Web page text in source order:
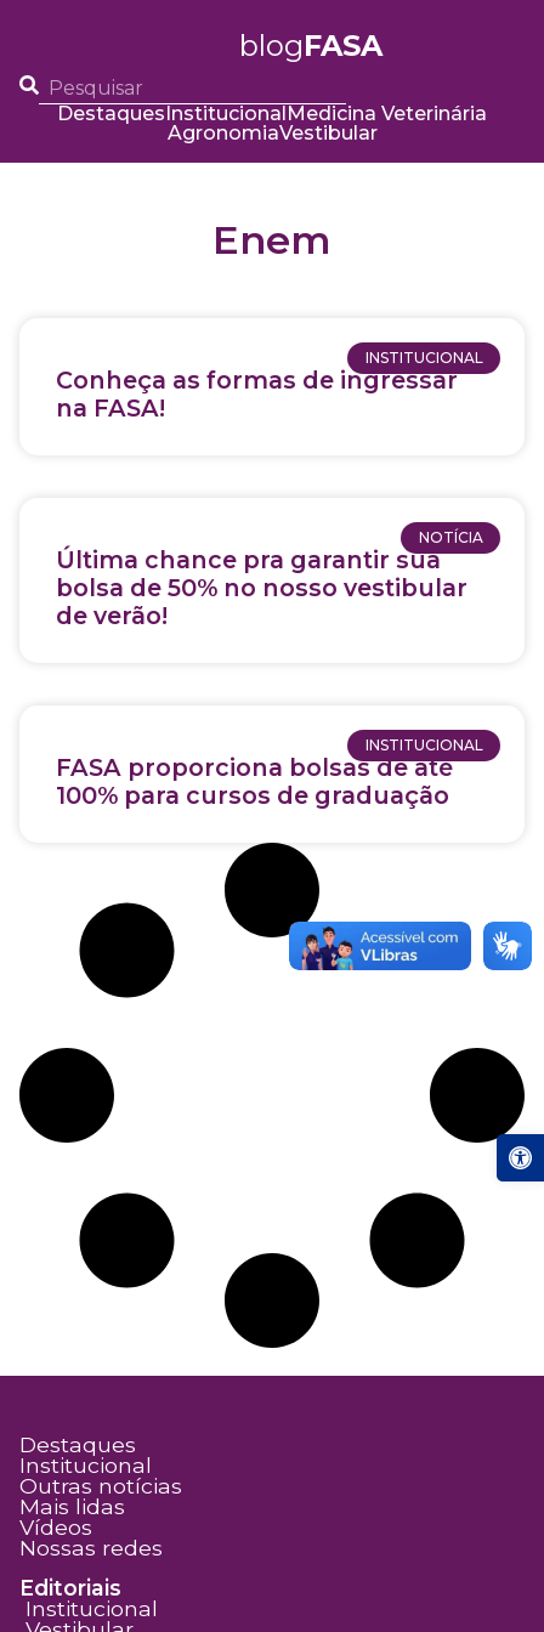
Abrir
blogFASA
DestaquesInstitucionalMedicina Veterinária
AgronomiaVestibular
Enem
INSTITUCIONAL
Conheça as formas de ingressar
na FASA!
NOTÍCIA
Última chance pra garantir sua
bolsa de 50% no nosso vestibular
de verão!
INSTITUCIONAL
FASA proporciona bolsas de até
100% para cursos de graduação
Destaques
Institucional
Outras notícias
Mais lidas
Vídeos
Nossas redes
Editoriais
Institucional